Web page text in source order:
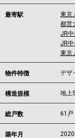
最寄駅 東京
都営
JR
JR
東京
物件特徴 デザ
構造規模 地上
総戸数 61戸
築年月 2020